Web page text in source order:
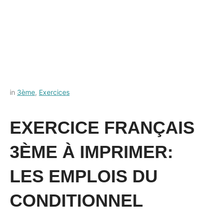
Posted
juillet
by
in 3ème, Exercices
EXERCICE FRANÇAIS
3ÈME À IMPRIMER:
LES EMPLOIS DU
CONDITIONNEL